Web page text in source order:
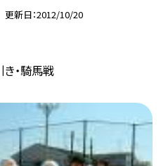
更新日 2012/10/20
・騎馬戦